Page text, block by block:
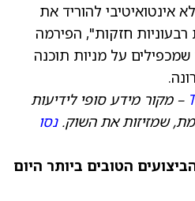
אינטואיטיבי להוריד את
חזקות", הפירמה
על מניות תוכנה
– מקור מידע סופי לידיעות
שמזיזות את השוק.נסו
הטובים ביותר היום